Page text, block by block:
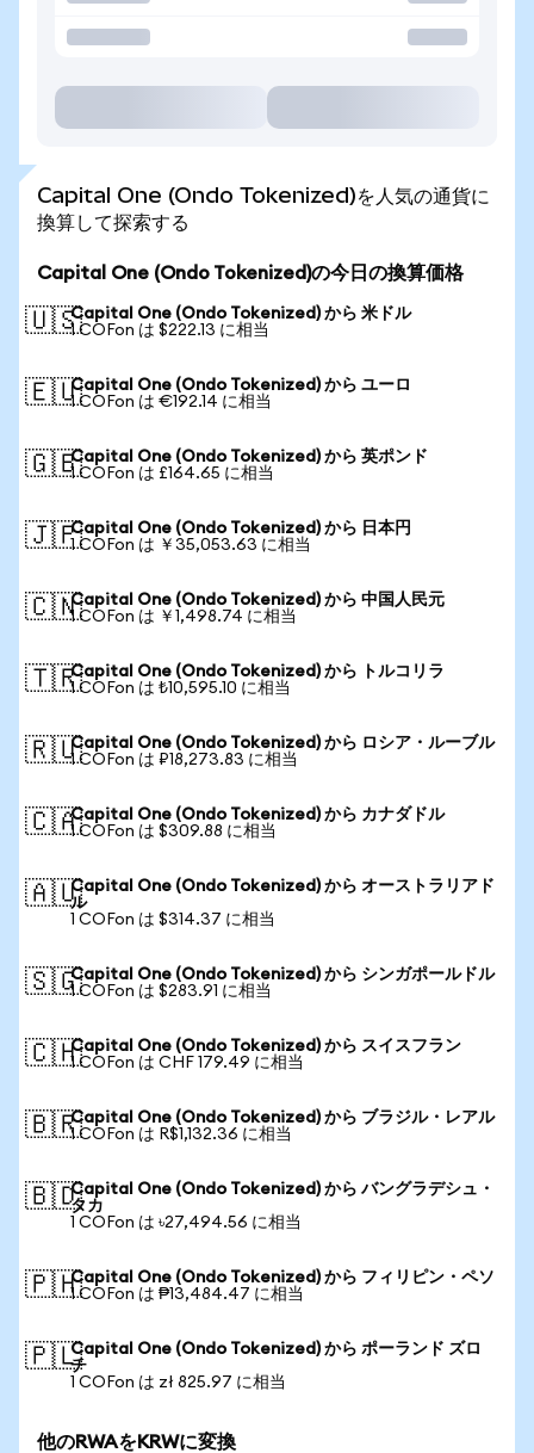
Capital One (Ondo Tokenized)を人気の通貨に
換算して探索する
Capital One (Ondo Tokenized)の今日の換算価格
🇺🇸Capital One (Ondo Tokenized) から 米ドル
1 COFon は $222.13 に相当
🇪🇺Capital One (Ondo Tokenized) から ユーロ
1 COFon は €192.14 に相当
🇬🇧Capital One (Ondo Tokenized) から 英ポンド
1 COFon は £164.65 に相当
🇯🇵Capital One (Ondo Tokenized) から 日本円
1 COFon は ￥35,053.63 に相当
🇨🇳Capital One (Ondo Tokenized) から 中国人民元
1 COFon は ￥1,498.74 に相当
🇹🇷Capital One (Ondo Tokenized) から トルコリラ
1 COFon は ₺10,595.10 に相当
🇷🇺Capital One (Ondo Tokenized) から ロシア・ルーブル
1 COFon は ₽18,273.83 に相当
🇨🇦Capital One (Ondo Tokenized) から カナダドル
1 COFon は $309.88 に相当
🇦🇺Capital One (Ondo Tokenized) から オーストラリアド
ル
1 COFon は $314.37 に相当
🇸🇬Capital One (Ondo Tokenized) から シンガポールドル
1 COFon は $283.91 に相当
🇨🇭Capital One (Ondo Tokenized) から スイスフラン
1 COFon は CHF 179.49 に相当
🇧🇷Capital One (Ondo Tokenized) から ブラジル・レアル
1 COFon は R$1,132.36 に相当
🇧🇩Capital One (Ondo Tokenized) から バングラデシュ・
タカ
1 COFon は ৳27,494.56 に相当
🇵🇭Capital One (Ondo Tokenized) から フィリピン・ペソ
1 COFon は ₱13,484.47 に相当
🇵🇱Capital One (Ondo Tokenized) から ポーランド ズロ
チ
1 COFon は zł 825.97 に相当
他のRWAをKRWに変換